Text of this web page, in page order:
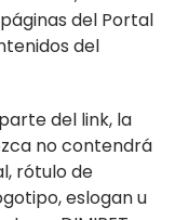
del Portal
del
del link, la
no contendrá
rótulo de
eslogan u